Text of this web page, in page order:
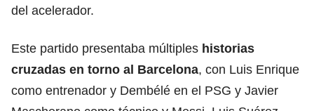
del acelerador.
Este partido presentaba múltiples historias
cruzadas en torno al Barcelona, con Luis Enrique
como entrenador y Dembélé en el PSG y Javier